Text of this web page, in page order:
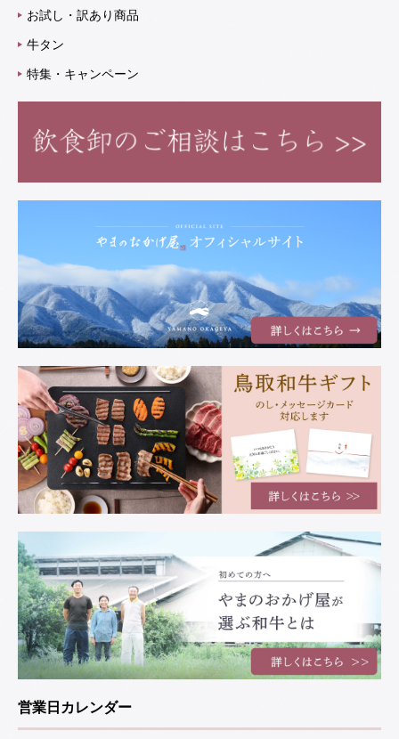
お試し・訳あり商品
牛タン
特集・キャンペーン
営業日カレンダー